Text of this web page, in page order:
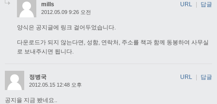
mills
2012.05.09 9:26 오전
양식은 공지글에 링크 걸어두었습니다.
다운로드가 되지 않는다면, 성함, 연락처, 주소를 책과 함께 동봉하여 사무실
로 보내주시면 됩니다.
URL 답글
정병국
2012.05.15 12:48 오후
공지을 지금 봤네요..
URL 답글